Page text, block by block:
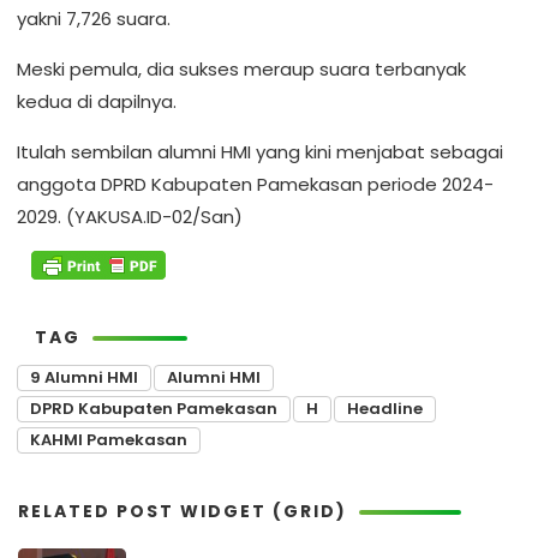
yakni 7,726 suara.
Meski pemula, dia sukses meraup suara terbanyak
kedua di dapilnya.
Itulah sembilan alumni HMI yang kini menjabat sebagai
anggota DPRD Kabupaten Pamekasan periode 2024-
2029. (YAKUSA.ID-02/San)
TAG
9 Alumni HMI
Alumni HMI
DPRD Kabupaten Pamekasan
H
Headline
KAHMI Pamekasan
RELATED POST WIDGET (GRID)